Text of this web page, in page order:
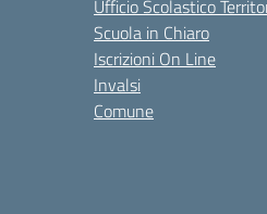
Ufficio Scolastico
Scuola in Chiaro
Iscrizioni On Line
Invalsi
Comune